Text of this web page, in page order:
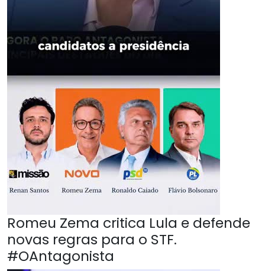
Romeu Zema critica Lula e defende
novas regras para o STF.
#OAntagonista